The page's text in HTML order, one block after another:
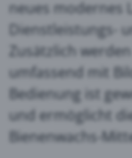
neues modernes
Dienstleistungs-
Zusätzlich
umfassend mit
Bedienung ist
und ermöglicht
Bienenwachs-